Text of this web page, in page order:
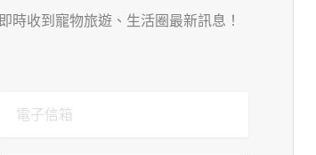
即時收到寵物旅遊、生活圈最新訊息！